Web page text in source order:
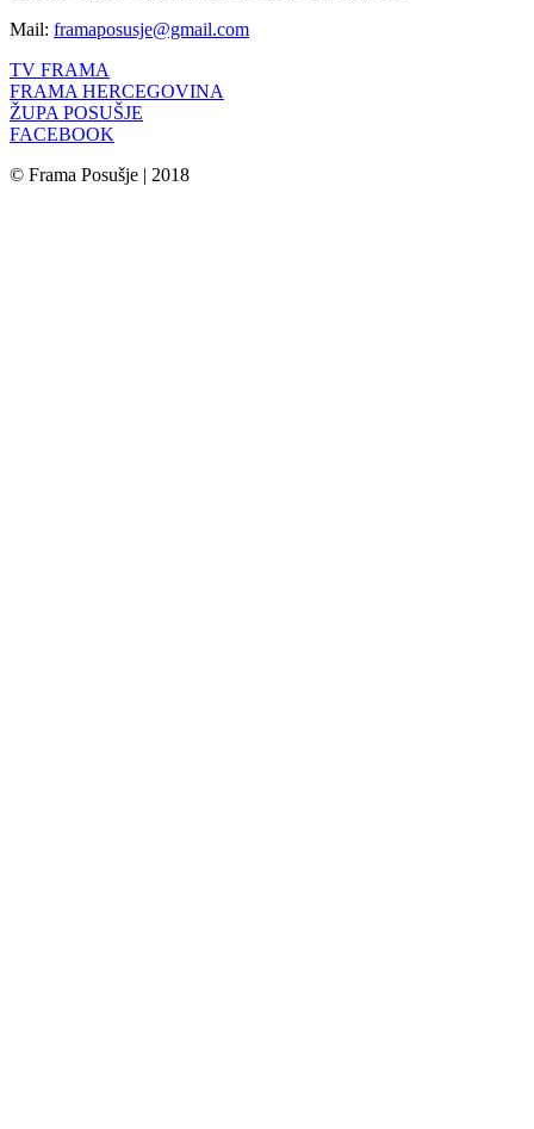
Mail: framaposusje@gmail.com
TV FRAMA
FRAMA HERCEGOVINA
ŽUPA POSUŠJE
FACEBOOK
© Frama Posušje | 2018